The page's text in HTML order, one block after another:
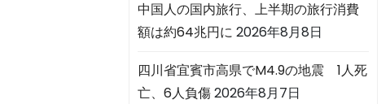
中国人の国内旅行、上半期の旅行消費
額は約64兆円に 2026年8月8日
四川省宜賓市高県でM4.9の地震 1人死
亡、6人負傷2026年8月7日